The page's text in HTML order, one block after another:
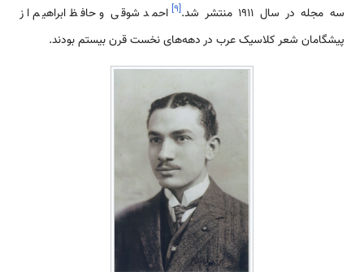
سه مجله در سال 1911 منتشر شد.
[۹] احمد شوقی و حافظ ابراهیم از
پیشگامان شعر کلاسیک عرب در دهه‌های نخست قرن بیستم بودند.